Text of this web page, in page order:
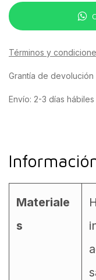
Términos y
Grantía de devolución
Envío: 2-3 días hábiles
Materiale
s